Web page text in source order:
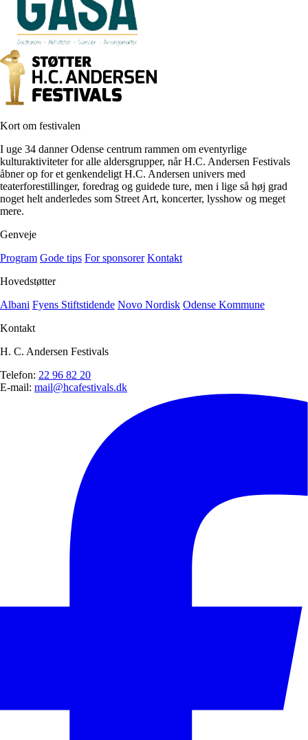
Kort om festivalen
I uge 34 danner Odense centrum rammen om eventyrlige
kulturaktiviteter for alle aldersgrupper, når H.C. Andersen Festivals
åbner op for et genkendeligt H.C. Andersen univers med
teaterforestillinger, foredrag og guidede ture, men i lige så høj grad
noget helt anderledes som Street Art, koncerter, lysshow og meget
mere.
Genveje
Program Gode tips For sponsorer Kontakt
Hovedstøtter
Albani Fyens Stiftstidende Novo Nordisk Odense Kommune
Kontakt
H. C. Andersen Festivals
Telefon: 22 96 82 20
E-mail: mail@hcafestivals.dk